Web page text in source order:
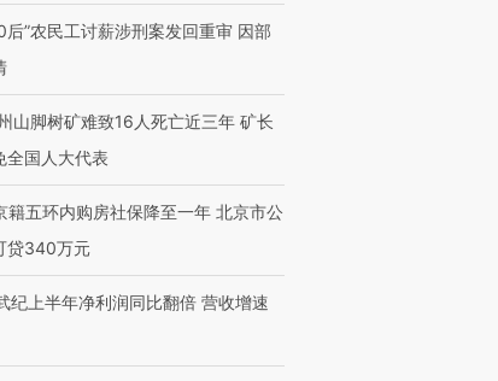
链博
有意思的生活方式·第三对
【商旅对话】华住集团
后”农民工讨薪涉刑案发回重审 因部
山脚树矿难致16人死亡近三年 矿长
全国人大代表
籍五环内购房社保降至一年 北京市公
贷340万元
纪上半年净利润同比翻倍 营收增速